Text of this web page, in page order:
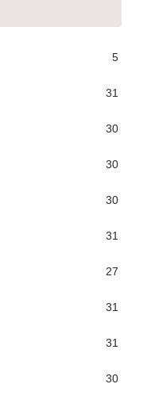
5
31
30
30
30
31
27
31
31
30